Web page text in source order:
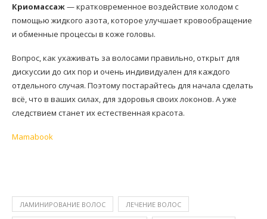
Криомассаж— кратковременное воздействие холодом с
помощью жидкого азота, которое улучшает кровообращение
и обменные процессы в коже головы.
Вопрос, как ухаживать за волосами правильно, открыт для
дискуссии до сих пор и очень индивидуален для каждого
отдельного случая. Поэтому постарайтесь для начала сделать
всё, что в ваших силах, для здоровья своих локонов. А уже
следствием станет их естественная красота.
Mamabook
ЛАМИНИРОВАНИЕ ВОЛОС ЛЕЧЕНИЕ ВОЛОС